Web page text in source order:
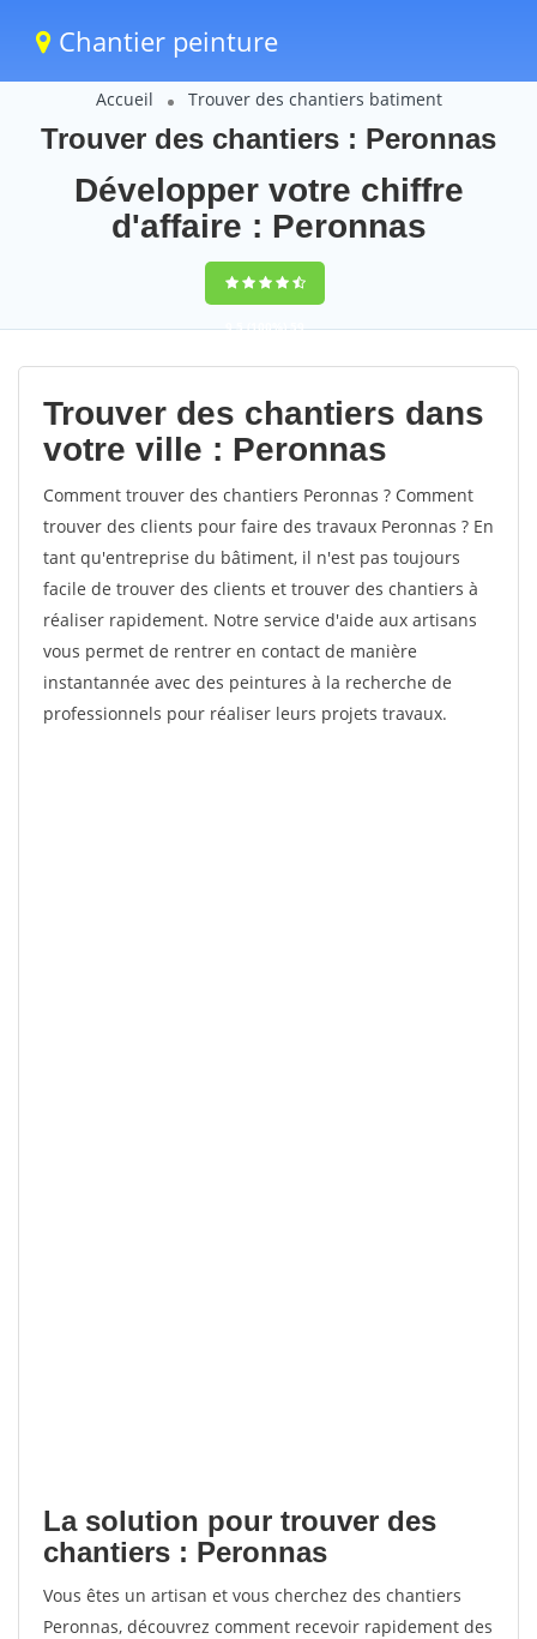
Chantier peinture
Accueil Trouver des chantiers batiment
Trouver des chantiers : Peronnas
Développer votre chiffre
d'affaire : Peronnas
9,5(100%)59
votes
Trouver des chantiers dans
votre ville : Peronnas
Comment trouver des chantiers Peronnas ? Comment
trouver des clients pour faire des travaux Peronnas ? En
tant qu'entreprise du bâtiment, il n'est pas toujours
facile de trouver des clients et trouver des chantiers à
réaliser rapidement. Notre service d'aide aux artisans
vous permet de rentrer en contact de manière
instantannée avec des peintures à la recherche de
professionnels pour réaliser leurs projets travaux.
La solution pour trouver des
chantiers : Peronnas
Vous êtes un artisan et vous cherchez des chantiers
Peronnas, découvrez comment recevoir rapidement des